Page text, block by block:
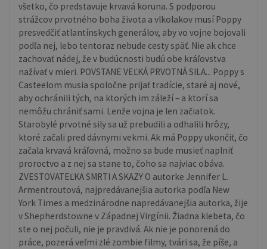
všetko, čo predstavuje krvavá koruna. S podporou
strážcov prvotného boha života a vlkolakov musí Poppy
presvedčiť atlantínskych generálov, aby vo vojne bojovali
podľa nej, lebo tentoraz nebude cesty späť. Nie ak chce
zachovať nádej, že v budúcnosti budú obe kráľovstva
nažívať v mieri. POVSTANE VEĽKÁ PRVOTNÁ SILA... Poppy s
Casteelom musia spoločne prijať tradície, staré aj nové,
aby ochránili tých, na ktorých im záleží – a ktorí sa
nemôžu chrániť sami. Lenže vojna je len začiatok.
Starobylé prvotné sily sa už prebudili a odhalili hrôzy,
ktoré začali pred dávnymi vekmi. Ak má Poppy ukončiť, čo
začala krvavá kráľovná, možno sa bude musieť naplniť
proroctvo a z nej sa stane to, čoho sa najviac obáva.
ZVESTOVATEĽKA SMRTI A SKAZY O autorke Jennifer L.
Armentroutová, najpredávanejšia autorka podľa New
York Times a medzinárodne napredávanejšia autorka, žije
v Shepherdstowne v Západnej Virgínii. Žiadna klebeta, čo
ste o nej počuli, nie je pravdivá. Ak nie je ponorená do
práce, pozerá veľmi zlé zombie filmy, tvári sa, že píše, a